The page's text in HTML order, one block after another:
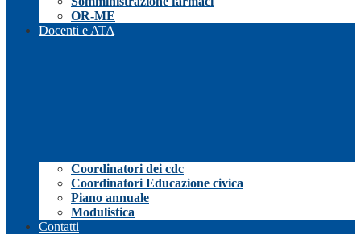
OR-ME
Docenti e ATA
Coordinatori dei cdc
Coordinatori Educazione civica
Piano annuale
Modulistica
Contatti